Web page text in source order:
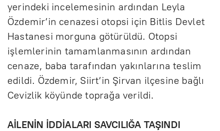
yerindeki incelemesinin ardından Leyla
Özdemir’in cenazesi otopsi için Bitlis Devlet
Hastanesi morguna götürüldü. Otopsi
işlemlerinin tamamlanmasının ardından
cenaze, baba tarafından yakınlarına teslim
edildi. Özdemir, Siirt’in Şirvan ilçesine bağlı
Cevizlik köyünde toprağa verildi.
AİLENİN İDDİALARI SAVCILIĞA TAŞINDI